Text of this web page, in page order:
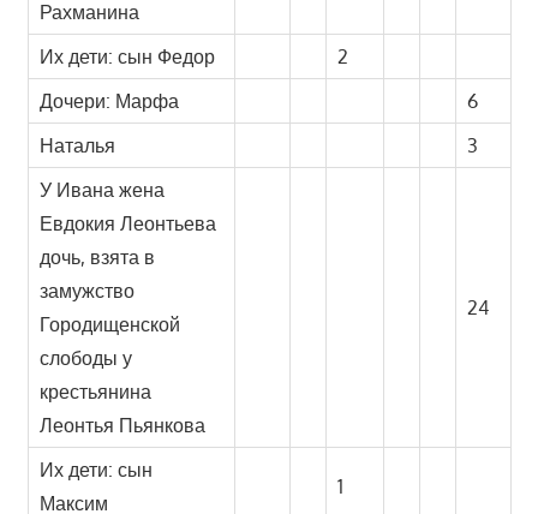
Рахманина
Их дети: сын Федор
2
Дочери: Марфа
6
Наталья
3
У Ивана жена
Евдокия Леонтьева
дочь, взята в
замужство
Городищенской
слободы у
крестьянина
Леонтья Пьянкова
24
Их дети: сын
Максим
1